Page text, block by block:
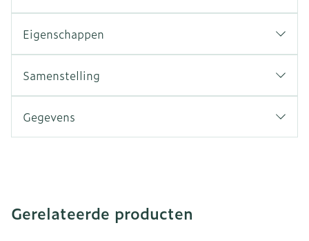
Eigenschappen
Samenstelling
Gegevens
Gerelateerde producten